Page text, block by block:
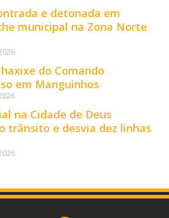
e detonada em
municipal na Zona Norte
do Comando
em Manguinhos
na Cidade de Deus
trânsito e desvia dez linhas